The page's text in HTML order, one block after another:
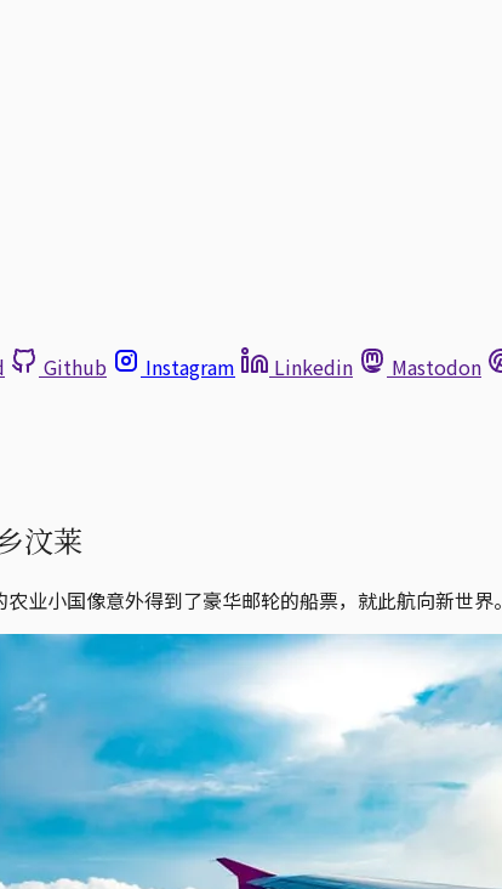
Github Instagram Linkedin Mastodon
汶莱
业小国像意外得到了豪华邮轮的船票，就此航向新世界。